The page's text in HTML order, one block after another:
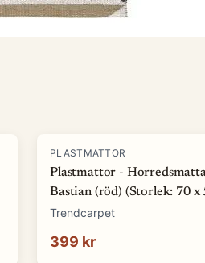
PLASTMATTOR
Plastmattor -
Bastian (röd) (Storlek: 70 x
Trendcarpet
399 kr